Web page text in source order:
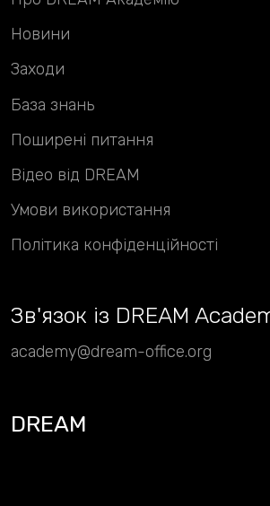
Новини
Умови використання
Політика конфіденційності
Заходи
База знань
Поширені питання
Відео від DREAM
academy@dream-office.org
DREAM
Зв'язок із DREAM